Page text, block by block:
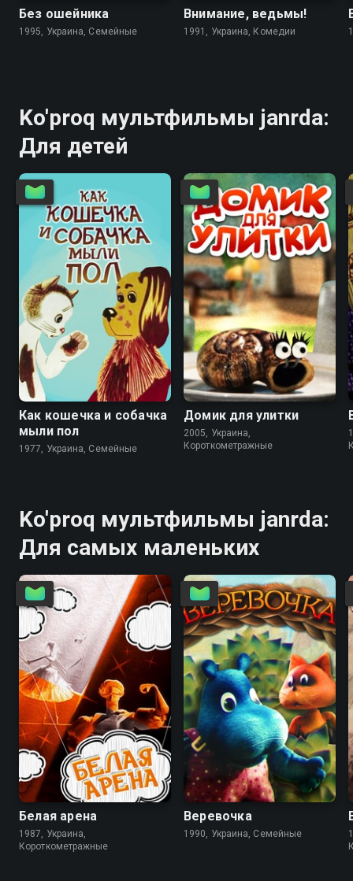
Без ошейника
1995, Украина, Семейные
Внимание, ведьмы!
1991, Украина, Комедии
Ko'proq мультфильмы janrda:
Для детей
6.8 7.3
Как кошечка и собачка
мыли пол
1977, Украина, Семейные
Домик для улитки
2005, Украина,
Короткометражные
Ko'proq мультфильмы janrda:
Для самых маленьких
6.2
Белая арена
1987, Украина,
Короткометражные
7.3
Веревочка
1990, Украина, Семейные